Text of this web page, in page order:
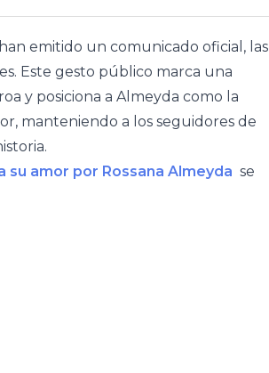
emitido un comunicado oficial, las
Este gesto público marca una
y posiciona a Almeyda como la
manteniendo a los seguidores de
su amor por Rossana Almeyda se